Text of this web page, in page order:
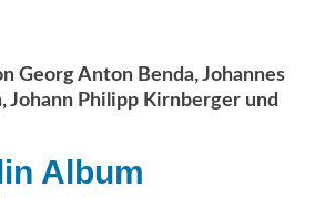
Georg Anton Benda, Johannes
Johann Philipp Kirnberger und
Album